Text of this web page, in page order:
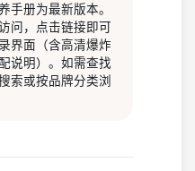
手册为最新版本。
问，点击链接即可
界面（含高清爆炸
说明）。如需查找
索或按品牌分类浏